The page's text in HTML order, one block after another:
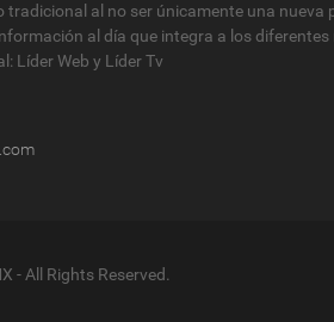
tradicional al no ser únicamente una nueva
al día que integra a los diferentes
Líder Web y Líder Tv
- All Rights Reserved.